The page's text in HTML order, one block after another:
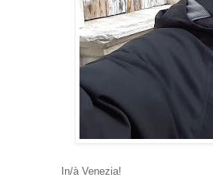
In/à Venezia!